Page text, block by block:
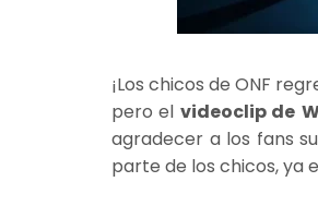
¡Los chicos de ONF
pero el videoclip de
agradecer a los fans
parte de los chicos, ya